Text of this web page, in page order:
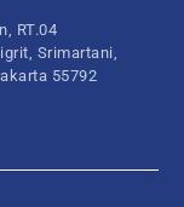
RT.04
Srimartani,
55792